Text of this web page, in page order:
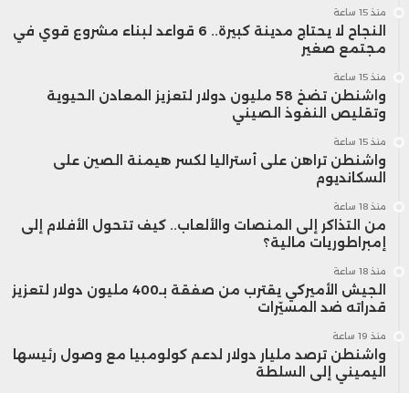
مساهمتها في توسيع قاعدة المستثمرين
وتعزيز جاذبية بورصة الدار البيضاء، التي باتت
تستقطب اهتماماً متزايداً من فئات جديدة
من المدخرين الباحثين عن فرص استثمارية
في السوق المالية.
منذ 15 ساعة
النجاح لا يحتاج مدينة كبيرة.. 6 قواعد لبناء مشروع قوي في
مجتمع صغير
منذ 15 ساعة
واشنطن تضخ 58 مليون دولار لتعزيز المعادن الحيوية
وتقليص النفوذ الصيني
منذ 15 ساعة
واشنطن تراهن على أستراليا لكسر هيمنة الصين على
السكانديوم
منذ 18 ساعة
من التذاكر إلى المنصات والألعاب.. كيف تتحول الأفلام إلى
إمبراطوريات مالية؟
منذ 18 ساعة
الجيش الأميركي يقترب من صفقة بـ400 مليون دولار لتعزيز
قدراته ضد المسيّرات
منذ 19 ساعة
واشنطن ترصد مليار دولار لدعم كولومبيا مع وصول رئيسها
اليميني إلى السلطة